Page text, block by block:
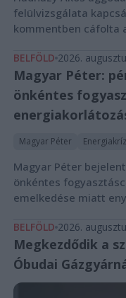
felülvizsgálata
kommentben cáfolta
BELFÖLD 2026.
Magyar Péter:
önkéntes
Magyar Péter
Magyar Péter
önkéntes
emelkedése miatt
BELFÖLD 2026.
Megkezdődik a
Óbudai